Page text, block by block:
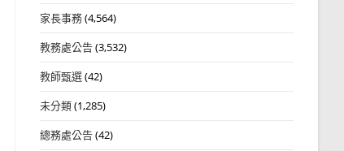
家長事務(4,564)
教務處公告(3,532)
教師甄選(42)
未分類(1,285)
總務處公告(42)